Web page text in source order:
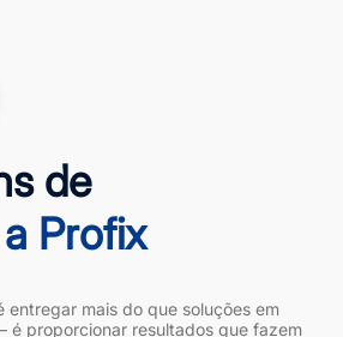
de
Profix
entregar mais do que soluções em
é proporcionar resultados que fazem